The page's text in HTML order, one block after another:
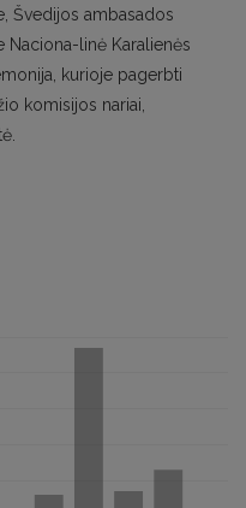
Švedijos ambasados
linė Karalienės
kurioje pagerbti
komisijos nariai,